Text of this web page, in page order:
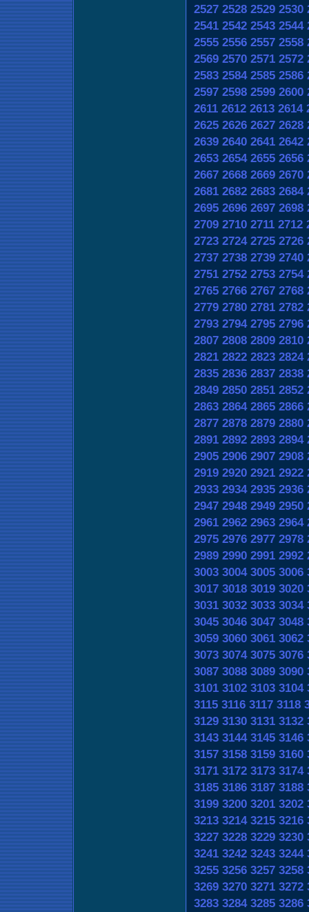
2527 2528 2529 2530
2541 2542 2543 2544
2555 2556 2557 2558
2569 2570 2571 2572
2583 2584 2585 2586
2597 2598 2599 2600
2611 2612 2613 2614
2625 2626 2627 2628
2639 2640 2641 2642
2653 2654 2655 2656
2667 2668 2669 2670
2681 2682 2683 2684
2695 2696 2697 2698
2709 2710 2711 2712
2723 2724 2725 2726
2737 2738 2739 2740
2751 2752 2753 2754
2765 2766 2767 2768
2779 2780 2781 2782
2793 2794 2795 2796
2807 2808 2809 2810
2821 2822 2823 2824
2835 2836 2837 2838
2849 2850 2851 2852
2863 2864 2865 2866
2877 2878 2879 2880
2891 2892 2893 2894
2905 2906 2907 2908
2919 2920 2921 2922
2933 2934 2935 2936
2947 2948 2949 2950
2961 2962 2963 2964
2975 2976 2977 2978
2989 2990 2991 2992
3003 3004 3005 3006
3017 3018 3019 3020
3031 3032 3033 3034
3045 3046 3047 3048
3059 3060 3061 3062
3073 3074 3075 3076
3087 3088 3089 3090
3101 3102 3103 3104
3115 3116 3117 3118
3129 3130 3131 3132
3143 3144 3145 3146
3157 3158 3159 3160
3171 3172 3173 3174
3185 3186 3187 3188
3199 3200 3201 3202
3213 3214 3215 3216
3227 3228 3229 3230
3241 3242 3243 3244
3255 3256 3257 3258
3269 3270 3271 3272
3283 3284 3285 3286